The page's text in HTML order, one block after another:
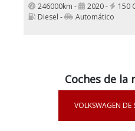
246000km - 2020 -
150
Diesel -
Automático
Coches de la
VOLKSWAGEN